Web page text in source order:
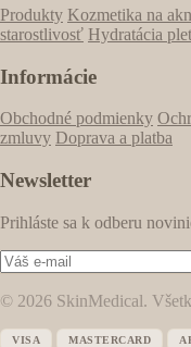
Produkty Kozmetika na
starostlivosť Hydratácia
Informácie
Obchodné podmienky
zmluvy Doprava a platba
Newsletter
Prihláste sa k odberu
© 2026 SkinMedical.
VISA MASTERCARD